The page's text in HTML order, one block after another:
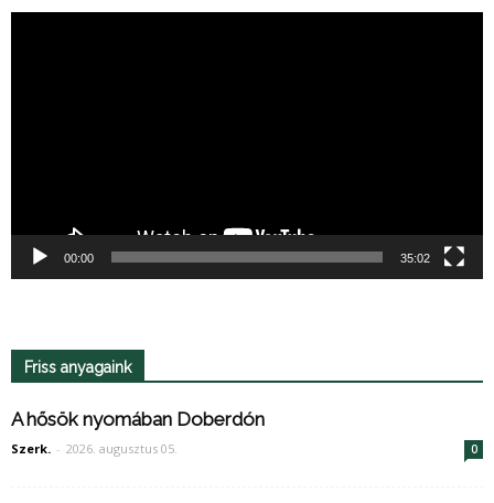
00:00 35:02
Friss anyagaink
A hősök nyomában Doberdón
Szerk. - 2026. augusztus 05. 0